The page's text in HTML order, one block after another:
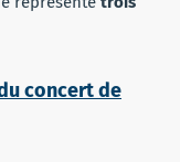
concert de